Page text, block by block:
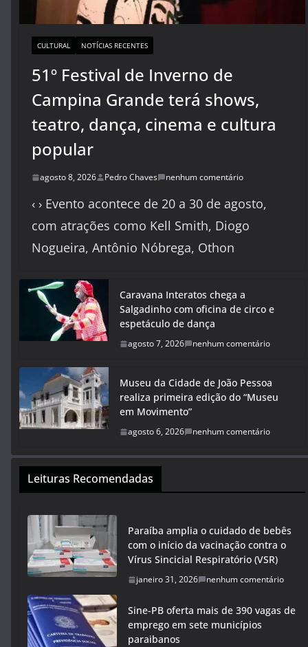
CULTURAL NOTÍCIAS RECENTES
51º Festival de Inverno de
Campina Grande terá shows,
teatro, dança, cinema e cultura
popular
agosto 8, 2026 Pedro Chaves nenhum comentário
‹ › Evento acontece de 20 a 30 de agosto,
com atrações como Kell Smith, Diogo
Nogueira, Antônio Nóbrega, Othon
Caravana Interatos chega a
Salgadinho com oficina de circo e
espetáculo de dança
agosto 7, 2026 nenhum comentário
Museu da Cidade de João Pessoa
realiza primeira edição do “Museu
em Movimento”
agosto 6, 2026 nenhum comentário
Leituras Recomendadas
Paraíba amplia o cuidado de bebês
com o início da vacinação contra o
Vírus Sincicial Respiratório (VSR)
janeiro 31, 2026 nenhum comentário
Sine-PB oferta mais de 390 vagas de
emprego em sete municípios
paraibanos